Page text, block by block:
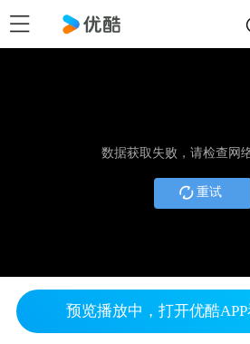
数据获取失败，请检查网
重试
预览播放中，打开优酷